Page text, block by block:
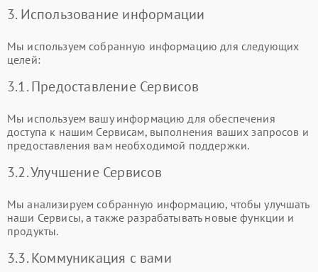
3. Использование информации
Мы используем собранную информацию для следующих
целей:
3.1. Предоставление Сервисов
Мы используем вашу информацию для обеспечения
доступа к нашим Сервисам, выполнения ваших запросов и
предоставления вам необходимой поддержки.
3.2. Улучшение Сервисов
Мы анализируем собранную информацию, чтобы улучшать
наши Сервисы, а также разрабатывать новые функции и
продукты.
3.3. Коммуникация с вами